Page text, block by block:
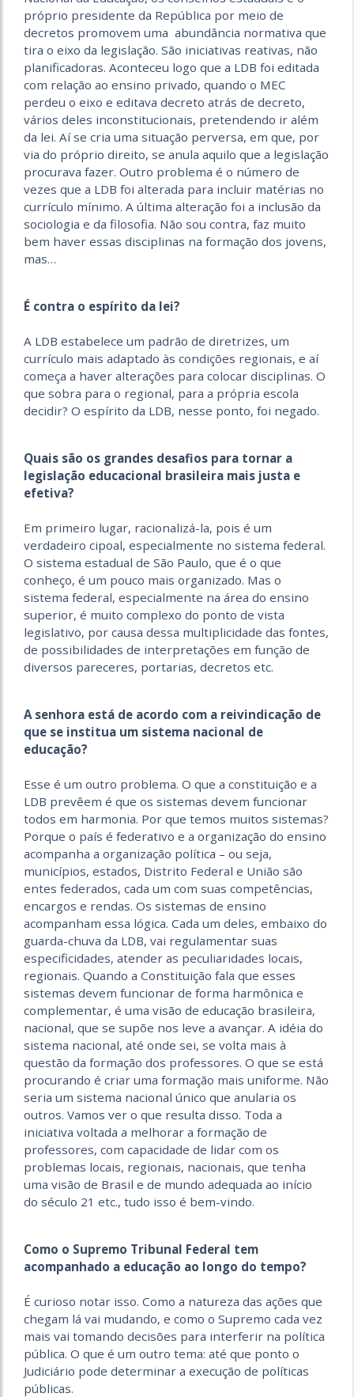
próprio presidente da República por meio de
decretos promovem uma abundância normativa que
tira o eixo da legislação. São iniciativas reativas, não
planificadoras. Aconteceu logo que a LDB foi editada
com relação ao ensino privado, quando o MEC
perdeu o eixo e editava decreto atrás de decreto,
vários deles inconstitucionais, pretendendo ir além
da lei. Aí se cria uma situação perversa, em que, por
via do próprio direito, se anula aquilo que a legislação
procurava fazer. Outro problema é o número de
vezes que a LDB foi alterada para incluir matérias no
currículo mínimo. A última alteração foi a inclusão da
sociologia e da filosofia. Não sou contra, faz muito
bem haver essas disciplinas na formação dos jovens,
mas…
É contra o espírito da lei?
A LDB estabelece um padrão de diretrizes, um
currículo mais adaptado às condições regionais, e aí
começa a haver alterações para colocar disciplinas. O
que sobra para o regional, para a própria escola
decidir? O espírito da LDB, nesse ponto, foi negado.
Quais são os grandes desafios para tornar a
legislação educacional brasileira mais justa e
efetiva?
Em primeiro lugar, racionalizá-la, pois é um
verdadeiro cipoal, especialmente no sistema federal.
O sistema estadual de São Paulo, que é o que
conheço, é um pouco mais organizado. Mas o
sistema federal, especialmente na área do ensino
superior, é muito complexo do ponto de vista
legislativo, por causa dessa multiplicidade das fontes,
de possibilidades de interpretações em função de
diversos pareceres, portarias, decretos etc.
A senhora está de acordo com a reivindicação de
que se institua um sistema nacional de
educação?
Esse é um outro problema. O que a constituição e a
LDB prevêem é que os sistemas devem funcionar
todos em harmonia. Por que temos muitos sistemas?
Porque o país é federativo e a organização do ensino
acompanha a organização política – ou seja,
municípios, estados, Distrito Federal e União são
entes federados, cada um com suas competências,
encargos e rendas. Os sistemas de ensino
acompanham essa lógica. Cada um deles, embaixo do
guarda-chuva da LDB, vai regulamentar suas
especificidades, atender as peculiaridades locais,
regionais. Quando a Constituição fala que esses
sistemas devem funcionar de forma harmônica e
complementar, é uma visão de educação brasileira,
nacional, que se supõe nos leve a avançar. A idéia do
sistema nacional, até onde sei, se volta mais à
questão da formação dos professores. O que se está
procurando é criar uma formação mais uniforme. Não
seria um sistema nacional único que anularia os
outros. Vamos ver o que resulta disso. Toda a
iniciativa voltada a melhorar a formação de
professores, com capacidade de lidar com os
problemas locais, regionais, nacionais, que tenha
uma visão de Brasil e de mundo adequada ao início
do século 21 etc., tudo isso é bem-vindo.
Como o Supremo Tribunal Federal tem
acompanhado a educação ao longo do tempo?
É curioso notar isso. Como a natureza das ações que
chegam lá vai mudando, e como o Supremo cada vez
mais vai tomando decisões para interferir na política
pública. O que é um outro tema: até que ponto o
Judiciário pode determinar a execução de políticas
públicas.